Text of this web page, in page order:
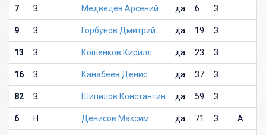
7 З Медведев Арсений да 6 З
9 З Горбунов Дмитрий да 19 З
13 З Кошенков Кирилл да 23 З
16 З Канабеев Денис да 37 З
82 З Шипилов Константин да 59 З
6 Н Денисов Максим да 71 З А